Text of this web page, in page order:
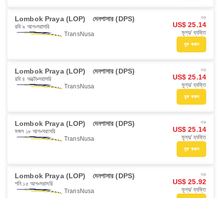
Lombok Praya (LOP) দেনপাসার (DPS)
রবি ৯ আগ সরাসরি
TransNusa
শুরু
US$ 25.14
মূল্য/ ব্যক্তি
বুক করুন
Lombok Praya (LOP) দেনপাসার (DPS)
রবি ৪ অক্টো সরাসরি
TransNusa
শুরু
US$ 25.14
মূল্য/ ব্যক্তি
বুক করুন
Lombok Praya (LOP) দেনপাসার (DPS)
মঙ্গল ১৮ আগ সরাসরি
TransNusa
শুরু
US$ 25.14
মূল্য/ ব্যক্তি
বুক করুন
Lombok Praya (LOP) দেনপাসার (DPS)
শনি ১৫ আগ সরাসরি
TransNusa
শুরু
US$ 25.92
মূল্য/ ব্যক্তি